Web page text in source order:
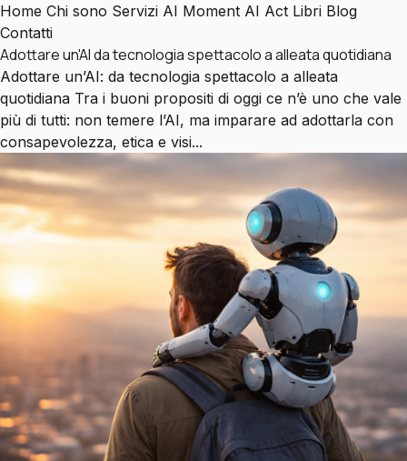
Home Chi sono Servizi AI Moment AI Act Libri Blog
Contatti
Adottare un'AI da tecnologia spettacolo a alleata quotidiana
Adottare un’AI: da tecnologia spettacolo a alleata
quotidiana Tra i buoni propositi di oggi ce n’è uno che vale
più di tutti: non temere l’AI, ma imparare ad adottarla con
consapevolezza, etica e visi...